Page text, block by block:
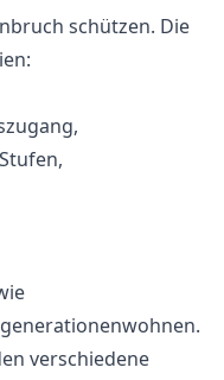
schützen. Die
verschiedene